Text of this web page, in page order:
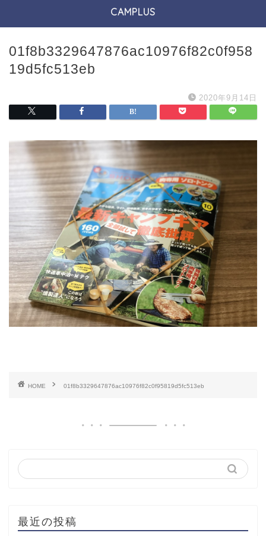
CAMPLUS
01f8b3329647876ac10976f82c0f958
19d5fc513eb
2020年9月14日
HOME 01f8b3329647876ac10976f82c0f95819d5fc513eb
最近の投稿